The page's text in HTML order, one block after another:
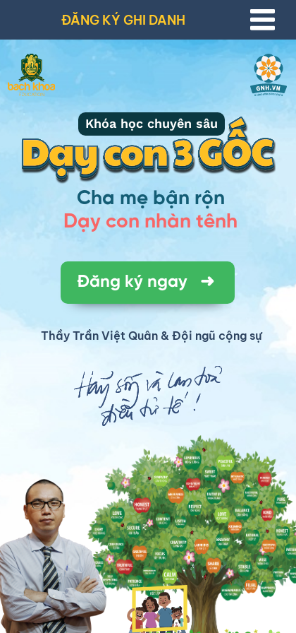
Khóa học chuyên sâu
Cha mẹ bận rộn
Dạy con nhàn tênh
Thầy Trần Việt Quân & Đội ngũ cộng sự
Đăng ký ngay ➜
ĐĂNG KÝ GHI DANH